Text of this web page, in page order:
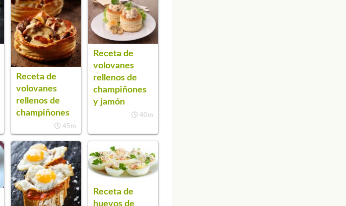
Receta de
volovanes
rellenos de
champiñones
45m
Receta de
volovanes
rellenos de
champiñones
y jamón
40m
Receta de
huevos de